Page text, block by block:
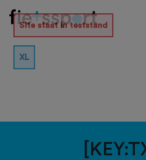
Site staat in teststand
XL